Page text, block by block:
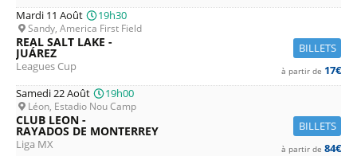
Mardi 11 Août
19h30
Sandy, America First Field
BILLETS
REAL SALT LAKE -
JUÁREZ
Leagues Cup à partir de 17€
Samedi 22 Août
19h00
Léon, Estadio Nou Camp
BILLETS
CLUB LEON -
RAYADOS DE MONTERREY
Liga MX à partir de 84€